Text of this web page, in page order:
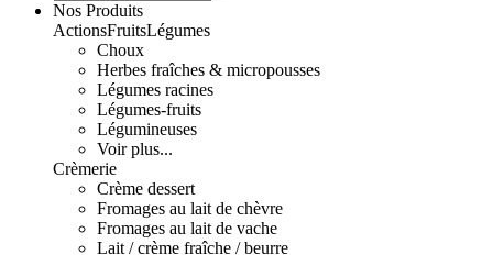
Nos Produits
ActionsFruitsLégumes
Choux
Herbes fraîches & micropousses
Légumes racines
Légumes-fruits
Légumineuses
Voir plus...
Crèmerie
Crème dessert
Fromages au lait de chèvre
Fromages au lait de vache
Lait / crème fraîche / beurre